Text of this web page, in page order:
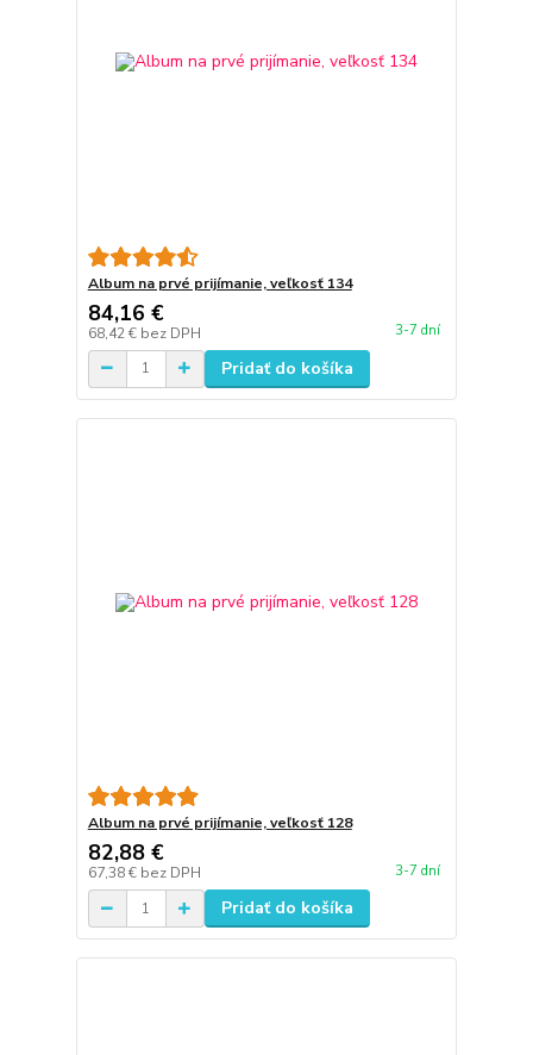
Album na prvé prijímanie, veľkosť 134
84,16 €
68,42 € bez DPH 3-7 dní
Pridať do košíka
Album na prvé prijímanie, veľkosť 128
82,88 €
67,38 € bez DPH 3-7 dní
Pridať do košíka